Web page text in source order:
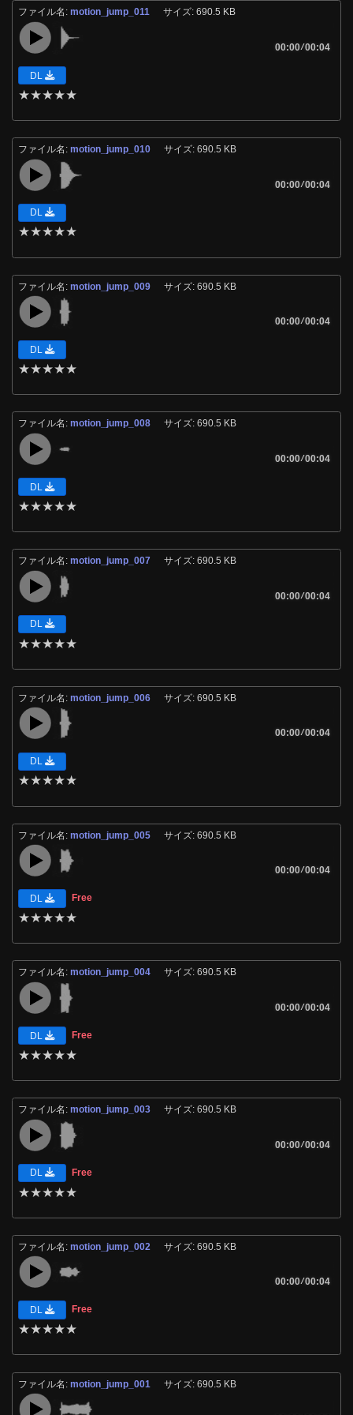
ファイル名:motion_jump_011 サイズ: 690.5 KB
00:00/00:04
DL
★★★★★
ファイル名:motion_jump_010 サイズ: 690.5 KB
00:00/00:04
DL
★★★★★
ファイル名:motion_jump_009 サイズ: 690.5 KB
00:00/00:04
DL
★★★★★
ファイル名:motion_jump_008 サイズ: 690.5 KB
00:00/00:04
DL
★★★★★
ファイル名:motion_jump_007 サイズ: 690.5 KB
00:00/00:04
DL
★★★★★
ファイル名:motion_jump_006 サイズ: 690.5 KB
00:00/00:04
DL
★★★★★
ファイル名:motion_jump_005 サイズ: 690.5 KB
00:00/00:04
DL Free
★★★★★
ファイル名:motion_jump_004 サイズ: 690.5 KB
00:00/00:04
DL Free
★★★★★
ファイル名:motion_jump_003 サイズ: 690.5 KB
00:00/00:04
DL Free
★★★★★
ファイル名:motion_jump_002 サイズ: 690.5 KB
00:00/00:04
DL Free
★★★★★
ファイル名:motion_jump_001 サイズ: 690.5 KB